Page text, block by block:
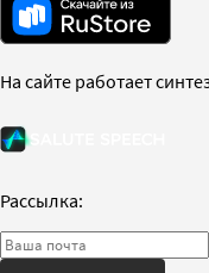
На сайте работает
Рассылка: